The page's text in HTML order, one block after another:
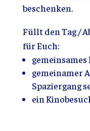
beschenken.
Füllt den Tag /
für Euch:
gemeinsames
gemeinamer
Spaziergang
ein